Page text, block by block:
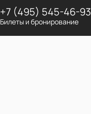
+7 (495) 545-46-93
Билеты и бронирование